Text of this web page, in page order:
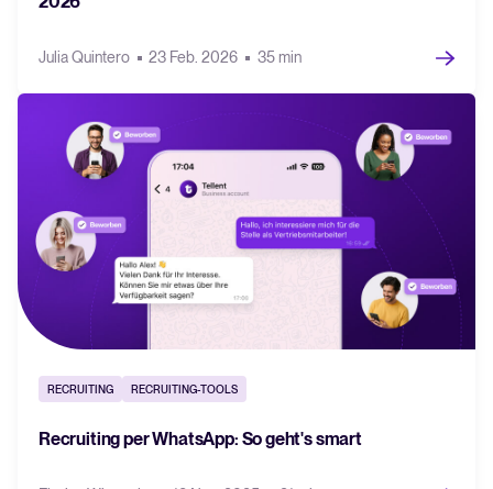
Julia Quintero 23 Feb. 2026 35 min
RECRUITING RECRUITING-TOOLS
Recruiting per WhatsApp: So geht's smart